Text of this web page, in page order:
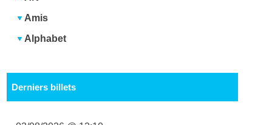
Amis
Alphabet
Derniers billets